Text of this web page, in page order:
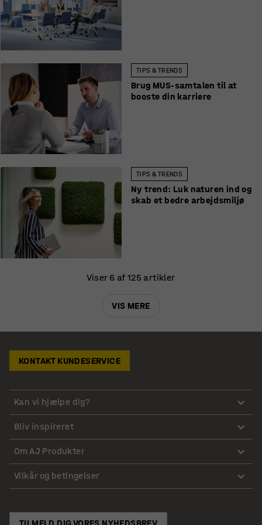
TIPS & TRENDS
Brug MUS-samtalen til at
booste din karriere
TIPS & TRENDS
Ny trend: Luk naturen ind og
skab et bedre arbejdsmiljø
Viser 6 af 125 artikler
VIS MERE
KONTAKT KUNDESERVICE
Kan vi hjælpe dig?
Bliv inspireret
Om AJ Produkter
Vilkår og betingelser
TILMELD DIG VORES NYHEDSBREV